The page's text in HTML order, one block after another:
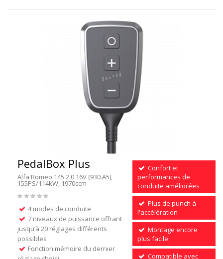
PedalBox Plus
Alfa Romeo 145 2.0 16V (930.A5),
155PS/114kW, 1970ccm
4 modes de conduite
7 niveaux de puissance offrant
jusqu’à 20 réglages différents
possibles
Fonction mémoire du dernier
Confort et
performances de
conduite améliorées
Plus de punch à
l'accélération
Montage encore
plus facile
Compatible avec